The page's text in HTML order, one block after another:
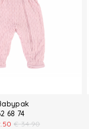
68 74
€ 34.90